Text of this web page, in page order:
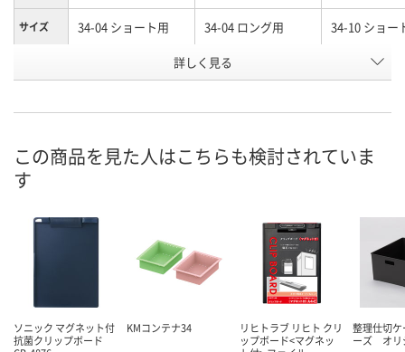
サイズ 34-04 ショート用 34-04 ロング用 34-10 ショー
N868698 N868701
カゴへ
詳しく見る
この商品を見た人はこちらも検討されていま
す
ソニック マグネット付
抗菌クリップボード
KMコンテナ34
リヒトラブ リヒト クリ
ップボード<マグネッ
整理仕切
ーズ オリ